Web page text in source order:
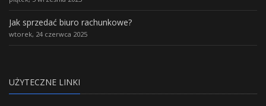
Jak sprzedać biuro rachunkowe?
wtorek, 24 czerwca 2025
UŻYTECZNE LINKI